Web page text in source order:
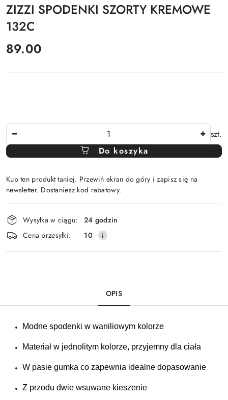
ZIZZI SPODENKI SZORTY KREMOWE
132C
cena:
89.00
szt.
Do koszyka
Kup ten produkt taniej. Przewiń ekran do góry i zapisz się na
newsletter. Dostaniesz kod rabatowy.
Dostępność
i
dostawa
Wysyłka w ciągu:
24 godzin
Cena przesyłki:
10
OPIS
Modne spodenki w waniliowym kolorze
Materiał w jednolitym kolorze, przyjemny dla ciała
W pasie gumka co zapewnia idealne dopasowanie
Z przodu dwie wsuwane kieszenie